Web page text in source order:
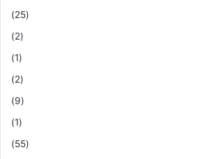
(25)
(2)
(1)
(2)
(9)
(1)
(55)